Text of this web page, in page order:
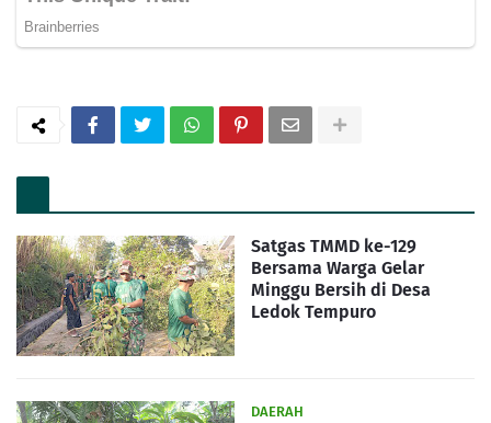
Satgas TMMD ke-129
Bersama Warga Gelar
Minggu Bersih di Desa
Ledok Tempuro
DAERAH